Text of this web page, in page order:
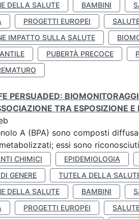
DELLA SALUTE
BAMBINI
PROGETTI EUROPEI
IMPATTO SULLA SALUTE
PUBERTÀ PRECOCE
PERSUADED:
TRA ESPOSIZIONE E
A (BPA) sono composti
essi sono
CHIMICI EPIDEMIOLOGIA
GENERE
TUTELA DELLA
DELLA SALUTE
BAMBINI
PROGETTI EUROPEI